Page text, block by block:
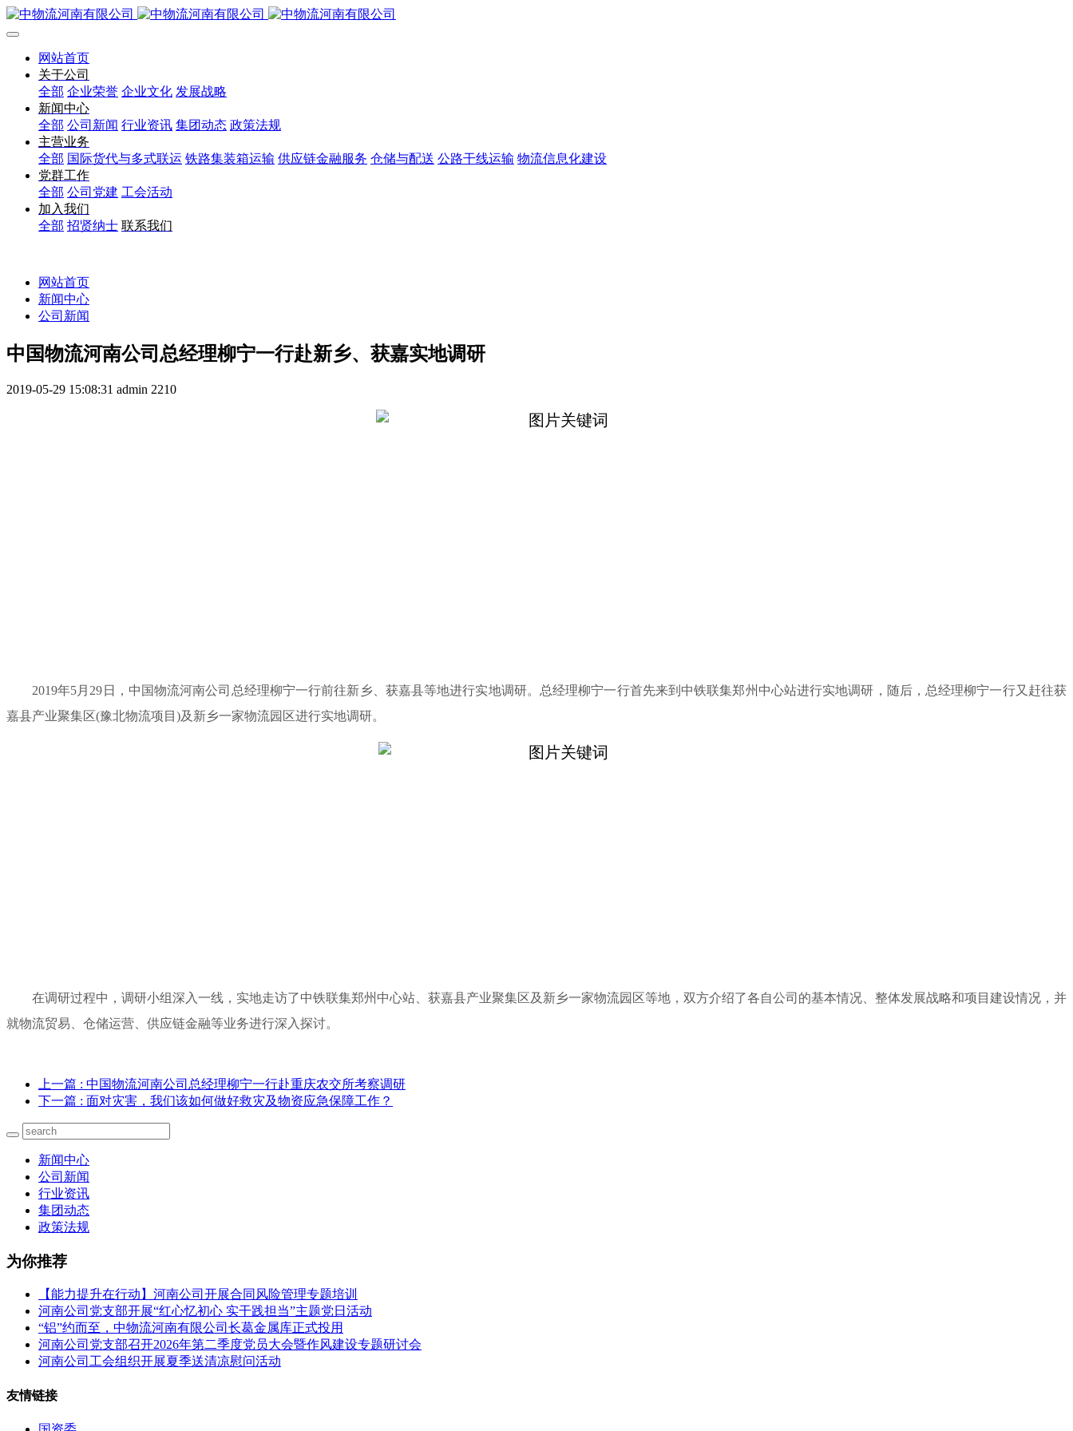
网站首页
关于公司
全部 企业荣誉 企业文化 发展战略
新闻中心
全部 公司新闻 行业资讯 集团动态 政策法规
主营业务
全部 国际货代与多式联运 铁路集装箱运输 供应链金融服务 仓储与配送 公路干线运输 物流信息化建设
党群工作
全部 公司党建 工会活动
加入我们
全部 招贤纳士 联系我们
网站首页
新闻中心
公司新闻
中国物流河南公司总经理柳宁一行赴新乡、获嘉实地调研
2019-05-29 15:08:31 admin 2210
2019年5月29日，中国物流河南公司总经理柳宁一行前往新乡、获嘉县等地进行实地调研。总经理柳宁一行首先来到中铁联集郑州中心站进行实地调研，随后，总经理柳宁一行又赶往获
嘉县产业聚集区(豫北物流项目)及新乡一家物流园区进行实地调研。
在调研过程中，调研小组深入一线，实地走访了中铁联集郑州中心站、获嘉县产业聚集区及新乡一家物流园区等地，双方介绍了各自公司的基本情况、整体发展战略和项目建设情况，并
就物流贸易、仓储运营、供应链金融等业务进行深入探讨。
上一篇 : 中国物流河南公司总经理柳宁一行赴重庆农交所考察调研
下一篇 : 面对灾害，我们该如何做好救灾及物资应急保障工作？
新闻中心
公司新闻
行业资讯
集团动态
政策法规
为你推荐
【能力提升在行动】河南公司开展合同风险管理专题培训
河南公司党支部开展“红心忆初心 实干践担当”主题党日活动
“铝”约而至，中物流河南有限公司长葛金属库正式投用
河南公司党支部召开2026年第二季度党员大会暨作风建设专题研讨会
河南公司工会组织开展夏季送清凉慰问活动
友情链接